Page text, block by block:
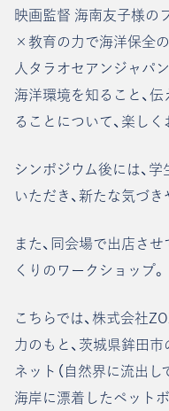
映画監督 海南友子様の
×教育の力で海洋保全
人タラオセアンジャパ
海洋環境を知ること、
ることについて、楽し
シンポジウム後には、
いただき、新たな気づ
また、同会場で出店さ
くりのワークショップ。
こちらでは、株式会社
力のもと、茨城県鉾田
ネット（自然界に流出
海岸に漂着したペット